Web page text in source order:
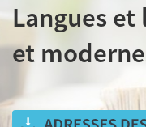
Langues
et